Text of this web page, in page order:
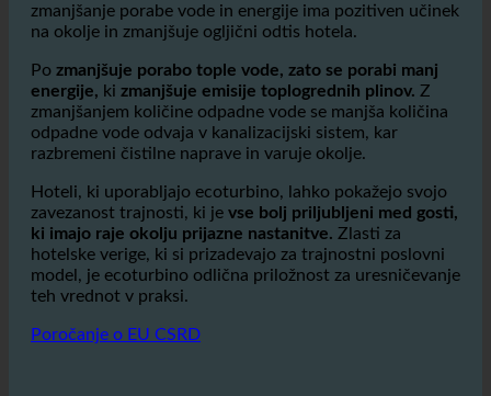
Poraba vode v gostinstvu je eden največjih
povzročiteljev
vpliv na okolje
zmanjšanje porabe vode in energije ima pozitiven učinek
na okolje in zmanjšuje ogljični odtis hotela.
Pozmanjšuje porabo tople vode, zato se porabi manj
energije,ki zmanjšuje emisije toplogrednih plinov.
zmanjšanjem količine odpadne vode se manjša količina
odpadne vode odvaja v kanalizacijski sistem, kar
razbremeni čistilne naprave in varuje okolje.
Hoteli, ki uporabljajo ecoturbino, lahko pokažejo svojo
zavezanost trajnosti, ki jevse bolj priljubljeni med gosti,
ki imajo raje okolju prijazne nastanitve.
hotelske verige, ki si prizadevajo za trajnostni poslovni
model, je ecoturbino odlična priložnost za uresničevanje